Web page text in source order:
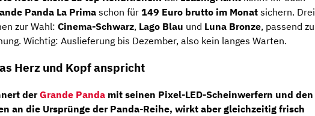
Panda La Prima schon für 149 Euro brutto im Monat sichern. Drei
zur Wahl: Cinema-Schwarz, Lago Blau und Luna Bronze, passend zu
Wichtig: Auslieferung bis Dezember, also kein langes Warten.
Herz und Kopf anspricht
derGrande Panda mit seinen Pixel-LED-Scheinwerfern und den
an die Ursprünge der Panda-Reihe, wirkt aber gleichzeitig frisch